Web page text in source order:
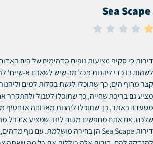
Sea Scape





דירות סי סקיפ מציעות נופים מדהימים של הים
לשהות בו כדי ליהנות מכל מה שיש לשארם א-שייח'
קצר מחוף הים, כך שתוכלו לגשת בקלות למים
מציע גם בריכת שחייה, כך שתוכלו לטבול ולהתקרר
מסעדה באתר, כך שתוכלו ליהנות מארוחה או חטיף
שלכם.אם אתם מחפשים מקום לינה שמציע את כל
דירות Sea Scape הן בחירה מושלמת.
עם נוף